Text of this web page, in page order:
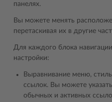
панелях.
Вы можете менять
перетаскивая их в другие
Для каждого блока
настройки:
Выравнивание меню,
ссылок. Вы можете
обычных и активных